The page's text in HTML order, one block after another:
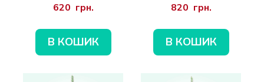
620  грн.
В КОШИК
820  грн.
В КОШИК